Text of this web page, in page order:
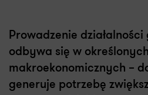
Prowadzenie
odbywa się w
makroekonomicznych –
generuje potrzebę